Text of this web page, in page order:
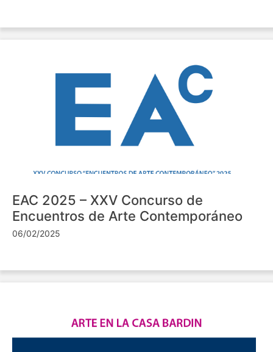
EAC 2025 – XXV Concurso de
Encuentros de Arte Contemporáneo
06/02/2025